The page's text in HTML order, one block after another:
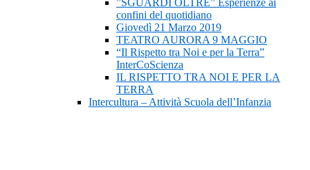
”SGUARDI OLTRE” Esperienze ai
confini del quotidiano
Giovedì 21 Marzo 2019
TEATRO AURORA 9 MAGGIO
“Il Rispetto tra Noi e per la Terra”
InterCoScienza
IL RISPETTO TRA NOI E PER LA
TERRA
Intercultura – Attività Scuola dell’Infanzia